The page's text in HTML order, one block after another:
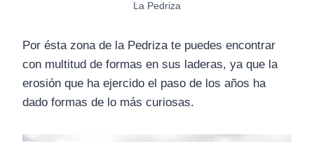
La Pedriza
Por ésta zona de la Pedriza te puedes encontrar
con multitud de formas en sus laderas, ya que la
erosión que ha ejercido el paso de los años ha
dado formas de lo más curiosas.